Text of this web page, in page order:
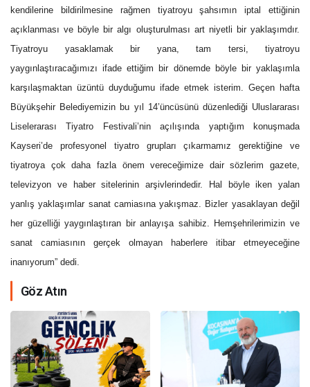
kendilerine bildirilmesine rağmen tiyatroyu şahsımın iptal ettiğinin
açıklanması ve böyle bir algı oluşturulması art niyetli bir yaklaşımdır.
Tiyatroyu yasaklamak bir yana, tam tersi, tiyatroyu
yaygınlaştıracağımızı ifade ettiğim bir dönemde böyle bir yaklaşımla
karşılaşmaktan üzüntü duyduğumu ifade etmek isterim. Geçen hafta
Büyükşehir Belediyemizin bu yıl 14’üncüsünü düzenlediği Uluslararası
Liselerarası Tiyatro Festivali’nin açılışında yaptığım konuşmada
Kayseri’de profesyonel tiyatro grupları çıkarmamız gerektiğine ve
tiyatroya çok daha fazla önem vereceğimize dair sözlerim gazete,
televizyon ve haber sitelerinin arşivlerindedir. Hal böyle iken yalan
yanlış yaklaşımlar sanat camiasına yakışmaz. Bizler yasaklayan değil
her güzelliği yaygınlaştıran bir anlayışa sahibiz. Hemşehrilerimizin ve
sanat camiasının gerçek olmayan haberlere itibar etmeyeceğine
inanıyorum” dedi.
Göz Atın